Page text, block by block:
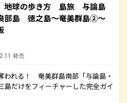
地球の歩き方 島旅 与論島
部島 徳之島～奄美群島②～
発売
われる！ 奄美群島南部「与論島・
島だけをフィーチャーした完全ガイ